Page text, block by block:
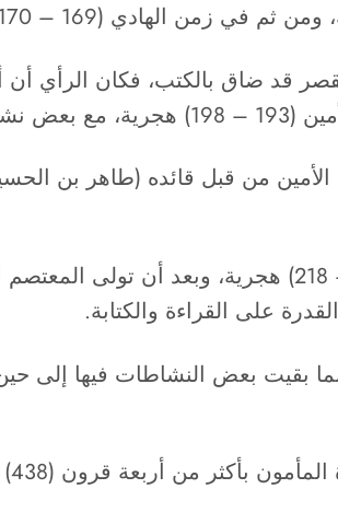
الخلافة (170 – 193) هجرية، وجد القصر قد
(198 – 218) هجرية، بعد قتل أخيه الأمين من
على القراءة والكتابة.
الإهتمام، وربما بقيت بعض النشاطات